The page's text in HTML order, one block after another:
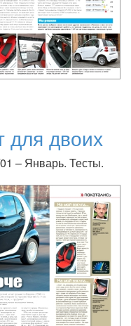
для двоих
– Январь. Тесты.